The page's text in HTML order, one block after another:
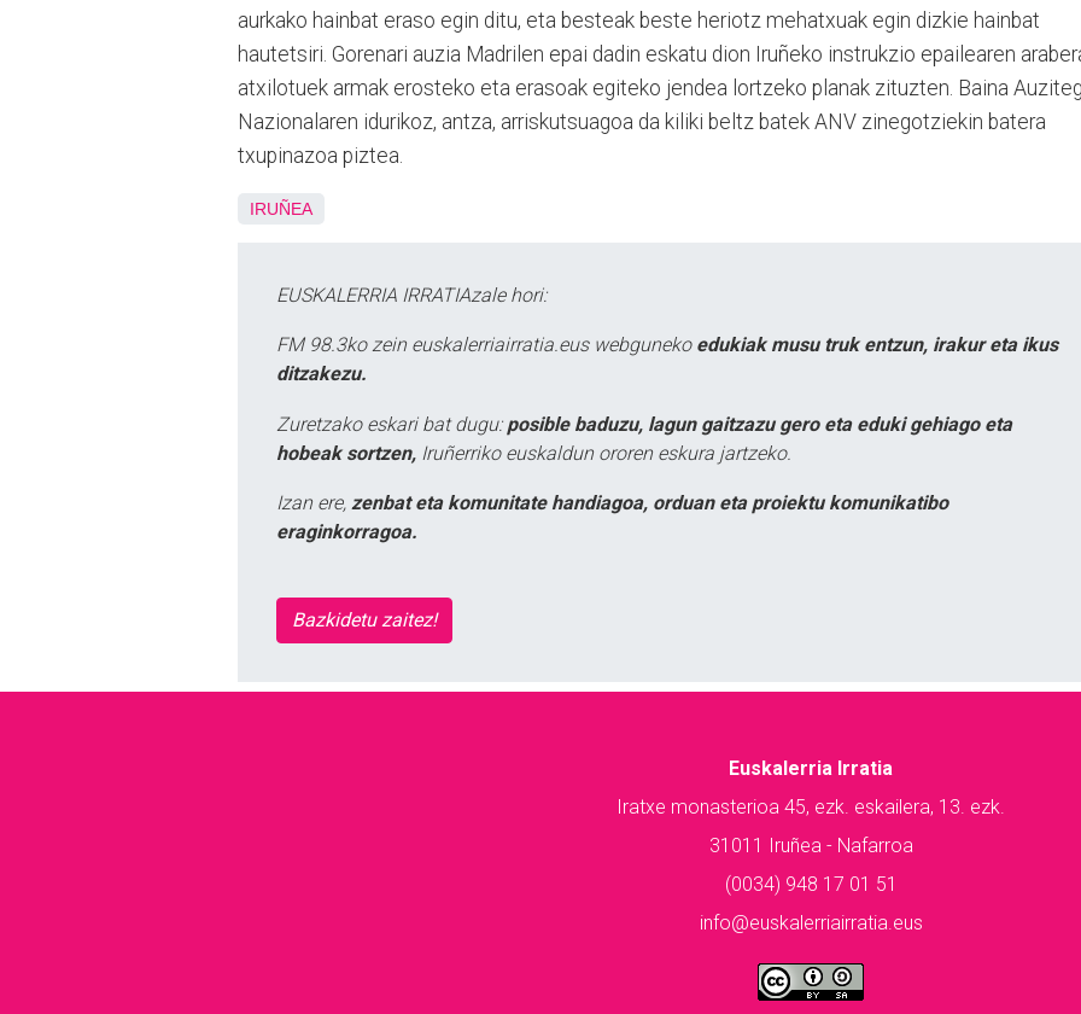
aurkako hainbat eraso egin ditu, eta besteak beste heriotz mehatxuak egin dizkie hainbat
hautetsiri. Gorenari auzia Madrilen epai dadin eskatu dion Iruñeko instrukzio epailearen
atxilotuek armak erosteko eta erasoak egiteko jendea lortzeko planak zituzten. Baina
Nazionalaren idurikoz, antza, arriskutsuagoa da kiliki beltz batek ANV zinegotziekin batera
txupinazoa piztea.
IRUÑEA
EUSKALERRIA IRRATIAzale hori:
FM 98.3ko zein euskalerriairratia.eus webguneko edukiak musu truk entzun, irakur eta ikus
ditzakezu.
Zuretzako eskari bat dugu: posible baduzu, lagun gaitzazu gero eta eduki gehiago eta
hobeak sortzen, Iruñerriko euskaldun ororen eskura jartzeko.
Izan ere, zenbat eta komunitate handiagoa, orduan eta proiektu komunikatibo
eraginkorragoa.
Bazkidetu zaitez!
Euskalerria Irratia
Iratxe monasterioa 45, ezk. eskailera, 13. ezk.
31011 Iruñea - Nafarroa
(0034) 948 17 01 51
info@euskalerriairratia.eus